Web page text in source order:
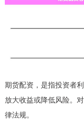
期货配资，是指投资者
放大收益或降低风险。
律法规。